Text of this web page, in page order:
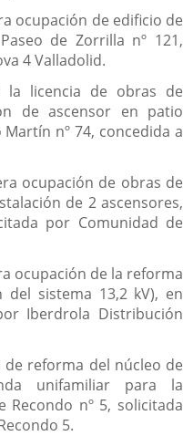
ocupación de edificio de
de Zorrilla nº 121,
4 Valladolid.
licencia de obras de
de ascensor en patio
nº 74, concedida a
ocupación de obras de
de 2 ascensores,
por Comunidad de
ocupación de la reforma
del sistema 13,2 kV), en
Iberdrola Distribución
de reforma del núcleo de
unifamiliar para la
Recondo nº 5, solicitada
5.